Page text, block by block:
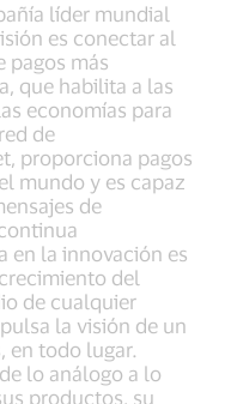
líder mundial
es conectar al
pagos más
que habilita a las
economías para
de
proporciona pagos
mundo y es capaz
de
en la innovación es
del
de cualquier
la visión de un
en todo lugar.
lo análogo a lo
productos, su